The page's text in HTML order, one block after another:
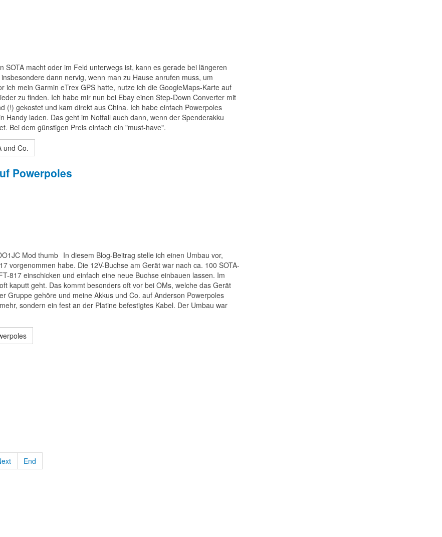
SOTA macht oder im Feld unterwegs ist, kann es gerade bei längeren
dann nervig, wenn man zu Hause anrufen muss, um
ich mein Garmin eTrex GPS hatte, nutze ich die GoogleMaps-Karte auf
zu finden. Ich habe mir nun bei Ebay einen Step-Down Converter mit
(!) gekostet und kam direkt aus China. Ich habe einfach Powerpoles
Handy laden. Das geht im Notfall auch dann, wenn der Spenderakku
Bei dem günstigen Preis einfach ein "must-have".
und Co.
Powerpoles
In diesem Blog-Beitrag stelle ich einen Umbau vor,
vorgenommen habe. Die 12V-Buchse am Gerät war nach ca. 100 SOTA-
817 einschicken und einfach eine neue Buchse einbauen lassen. Im
kaputt geht. Das kommt besonders oft vor bei OMs, welche das Gerät
Gruppe gehöre und meine Akkus und Co. auf Anderson Powerpoles
sondern ein fest an der Platine befestigtes Kabel. Der Umbau war
End